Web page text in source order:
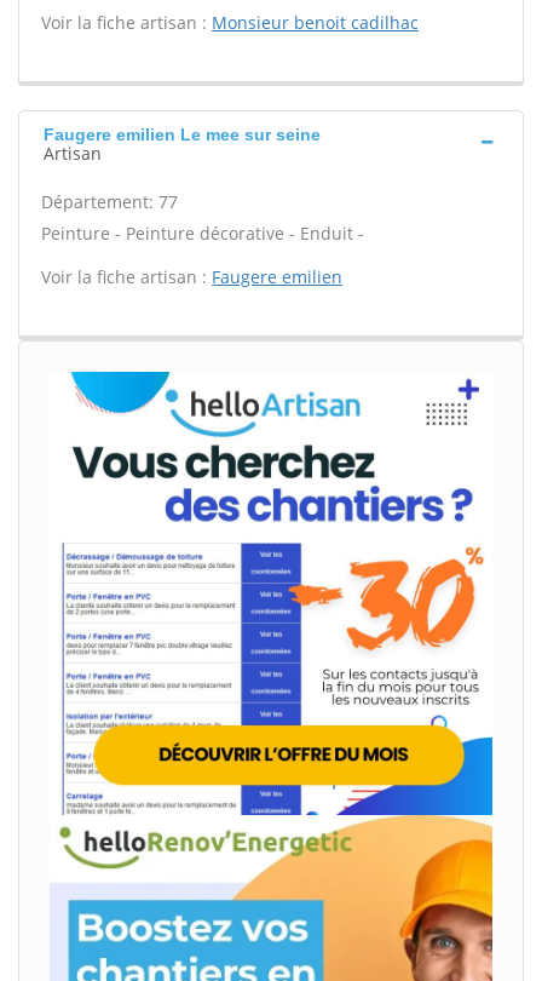
Voir la fiche artisan : Monsieur benoit cadilhac
Faugere emilien Le mee sur seine
Artisan
Département: 77
Peinture - Peinture décorative - Enduit -
Voir la fiche artisan : Faugere emilien